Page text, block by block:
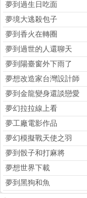
夢到過生日吃面
夢境大逃殺包子
夢到香火在轉圈
夢到過世的人還聊天
夢到陽臺窗外下雨了
夢想改造家台灣設計師
夢到金龍變身還談戀愛
夢幻拉拉線上看
夢工廠電影作品
夢幻模擬戰天使之羽
夢到骰子和打麻將
夢想世界下載
夢到黑狗和魚